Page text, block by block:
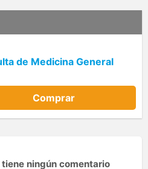
de Medicina General
Comprar
ningún comentario